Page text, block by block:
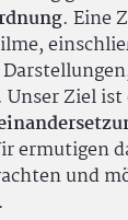
. Eine
Unser Ziel
ermutigen
und